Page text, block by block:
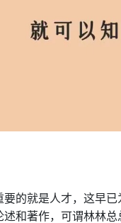
要的就是人才，这早
述和著作，可谓林林